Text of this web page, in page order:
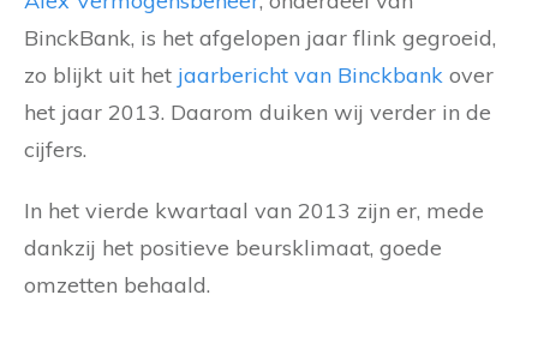
BinckBank, is het afgelopen jaar flink gegroeid,
zo blijkt uit het jaarbericht van Binckbank over
het jaar 2013. Daarom duiken wij verder in de
cijfers.
In het vierde kwartaal van 2013 zijn er, mede
dankzij het positieve beursklimaat, goede
omzetten behaald.